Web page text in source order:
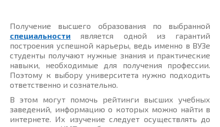
Получение высшего образования по выбранной
специальности является одной из гарантий
построения успешной карьеры, ведь именно в ВУЗе
студенты получают нужные знания и практические
навыки, необходимые для получения профессии.
Поэтому к выбору университета нужно подходить
ответственно и сознательно.
В этом могут помочь рейтинги высших учебных
заведений, информацию о которых можно найти в
интернете. Их изучение следует осуществлять до